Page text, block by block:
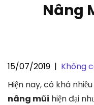
Nâng
Nâng mũi
sẹo không?
15/07/2019 | Không
Hiện nay, có khá
nâng mũi hiện đại